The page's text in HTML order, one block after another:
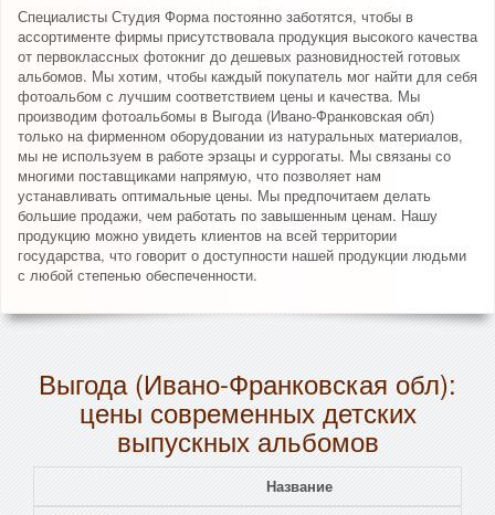
Специалисты Студия Форма постоянно заботятся, чтобы в
ассортименте фирмы присутствовала продукция высокого качества
от первоклассных фотокниг до дешевых разновидностей готовых
альбомов. Мы хотим, чтобы каждый покупатель мог найти для себя
фотоальбом с лучшим соответствием цены и качества. Мы
производим фотоальбомы в Выгода (Ивано-Франковская обл)
только на фирменном оборудовании из натуральных материалов,
мы не используем в работе эрзацы и суррогаты. Мы связаны со
многими поставщиками напрямую, что позволяет нам
устанавливать оптимальные цены. Мы предпочитаем делать
большие продажи, чем работать по завышенным ценам. Нашу
продукцию можно увидеть клиентов на всей территории
государства, что говорит о доступности нашей продукции людьми
с любой степенью обеспеченности.
Выгода (Ивано-Франковская обл):
цены современных детских
выпускных альбомов
Название